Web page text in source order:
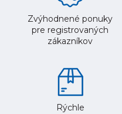
Zvýhodnené ponuky
pre registrovaných
zákazníkov
Rýchle